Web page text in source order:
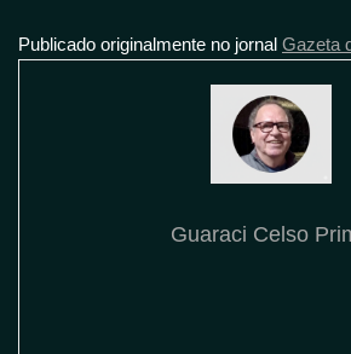
Publicado originalmente no jornal Gazeta
Guaraci Celso